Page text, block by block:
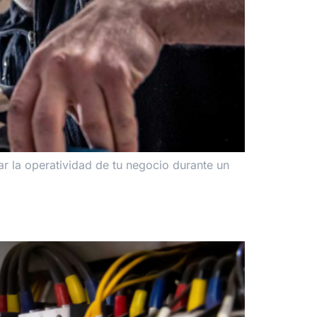
la operatividad de tu negocio durante un